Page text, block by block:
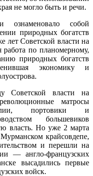
не могло быть и речи.
ознаменовало собой
природных богатств
лет Советской власти на
по планомерному,
природных богатств
экономику и
Советской власти на
матросы
портовики и
большевиков
власть. Но уже 2 марта
крайсовдепе,
и перешли на
— англо-французских
высадились первые
войск.